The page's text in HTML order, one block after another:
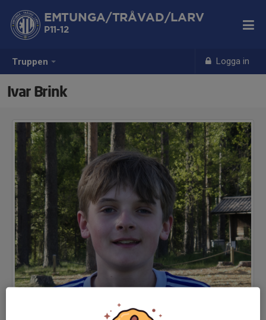
Truppen Logga in
EMTUNGA/TRÅVAD/LARV
P11-12
Ivar Brink